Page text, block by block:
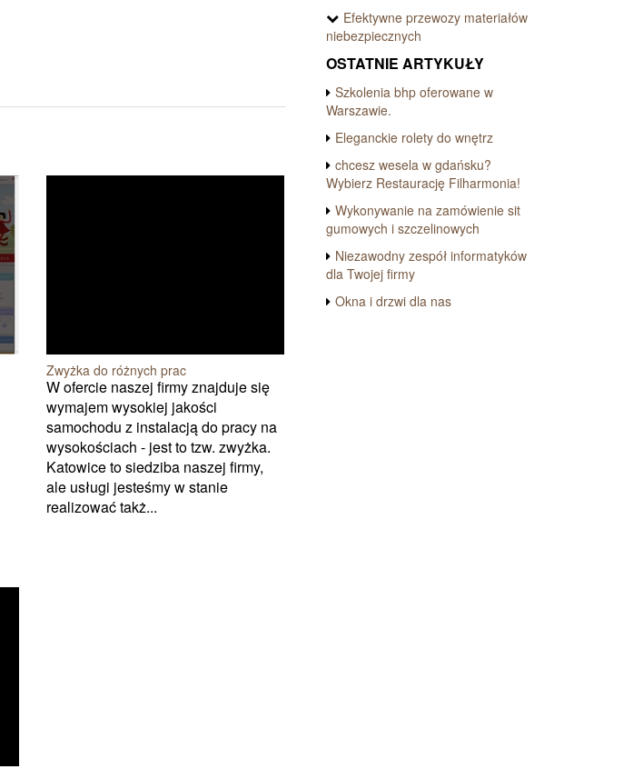
Zwyżka do różnych prac
W ofercie naszej firmy znajduje się
wymajem wysokiej jakości
samochodu z instalacją do pracy na
wysokościach - jest to tzw. zwyżka.
Katowice to siedziba naszej firmy,
ale usługi jesteśmy w stanie
realizować takż...
Efektywne przewozy materiałów
niebezpiecznych
OSTATNIE ARTYKUŁY
Szkolenia bhp oferowane w
Warszawie.
Eleganckie rolety do wnętrz
chcesz wesela w gdańsku?
Wybierz Restaurację Filharmonia!
Wykonywanie na zamówienie sit
gumowych i szczelinowych
Niezawodny zespół informatyków
dla Twojej firmy
Okna i drzwi dla nas